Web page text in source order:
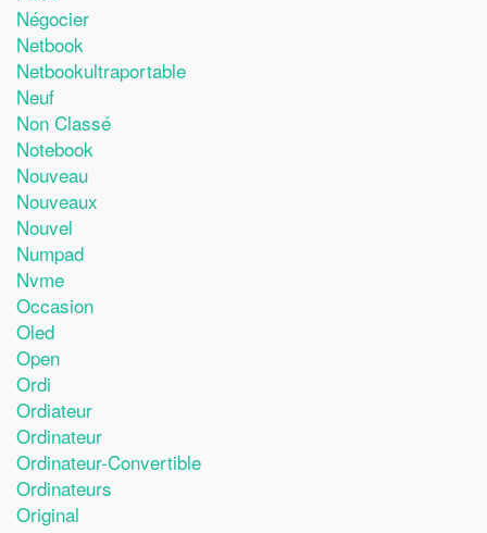
Négocier
Netbook
Netbookultraportable
Neuf
Non Classé
Notebook
Nouveau
Nouveaux
Nouvel
Numpad
Nvme
Occasion
Oled
Open
Ordi
Ordiateur
Ordinateur
Ordinateur-Convertible
Ordinateurs
Original